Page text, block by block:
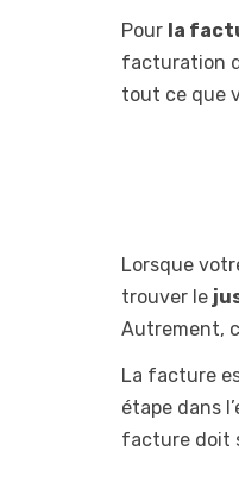
Pour la
facturation
tout ce que
Lorsque
trouver le
Autrement,
La facture
étape dans
facture doit